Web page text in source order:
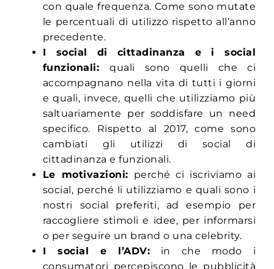
con quale frequenza. Come sono mutate
le percentuali di utilizzo rispetto all’anno
precedente.
I social di cittadinanza e i social
funzionali:quali sono quelli che ci
accompagnano nella vita di tutti i giorni
e quali, invece, quelli che utilizziamo più
saltuariamente per soddisfare un need
specifico. Rispetto al 2017, come sono
cambiati gli utilizzi di social di
cittadinanza e funzionali.
Le motivazioni: perché ci iscriviamo ai
social, perché li utilizziamo e quali sono i
nostri social preferiti, ad esempio per
raccogliere stimoli e idee, per informarsi
o per seguire un brand o una celebrity.
I social e l’ADV: in che modo i
consumatori percepiscono le pubblicità